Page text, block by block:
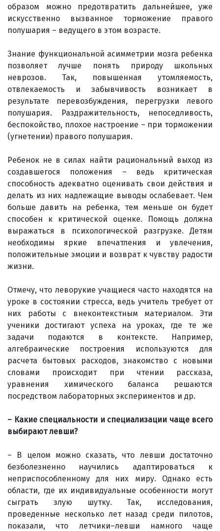
образом можно предотвратить дальнейшее, уже
искусственно вызванное торможение правого
полушария – ведущего в этом возрасте.
Знание функциональной асимметрии мозга ребенка
позволяет лучше понять природу школьных
неврозов. Так, повышенная утомляемость,
отвлекаемость и забывчивость возникает в
результате перевозбуждения, перегрузки левого
полушария. Раздражительность, непоседливость,
беспокойство, плохое настроение – при торможении
(угнетении) правого полушария.
Ребенок не в силах найти рациональный выход из
создавшегося положения – ведь критическая
способность адекватно оценивать свои действия и
делать из них надлежащие выводы ослабевает. Чем
больше давить на ребенка, тем меньше он будет
способен к критической оценке. Помощь должна
выражаться в психологической разгрузке. Детям
необходимы яркие впечатления и увлечения,
положительные эмоции и возврат к чувству радости
жизни.
Отмечу, что леворукие учащиеся часто находятся на
уроке в состоянии стресса, ведь учитель требует от
них работы с внеконтекстным материалом. Эти
ученики достигают успеха на уроках, где те же
задачи подаются в контексте. Например,
алгебраические построения используются для
расчета бытовых расходов, знакомство с новыми
словами происходит при чтении рассказа,
уравнения химического баланса решаются
посредством лабораторных экспериментов и др.
– Какие специальности и специализации чаще всего
выбирают левши?
– В целом можно сказать, что левши достаточно
безболезненно научились адаптироваться к
неприспособленному для них миру. Однако есть
области, где их индивидуальные особенности могут
сыграть злую шутку. Так, исследования,
проведенные несколько лет назад среди пилотов,
показали, что летчики–левши намного чаще